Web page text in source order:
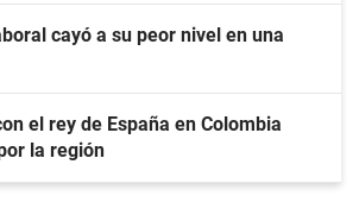
cayó a su peor nivel en una
el rey de España en Colombia
la región